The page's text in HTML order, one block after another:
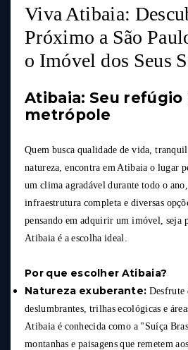
Viva Atibaia:
Próximo a São
o Imóvel dos Seus
Atibaia: Seu refúgio
metrópole
Quem busca qualidade de vida,
natureza, encontra em Atibaia o lugar
um clima agradável durante todo o
infraestrutura completa e diversas
pensando em adquirir um imóvel, seja
Atibaia é a escolha ideal.
Por que escolher Atibaia?
Natureza exuberante: Desfrute
deslumbrantes, trilhas ecológicas e
Atibaia é conhecida como a "Suíça
montanhas e paisagens que remetem